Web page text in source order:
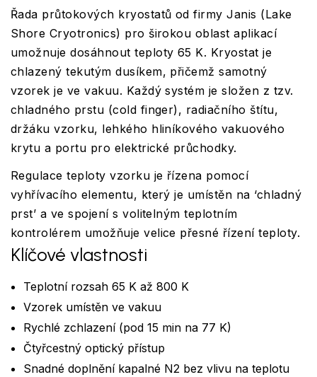
Řada průtokových kryostatů od firmy Janis (Lake
Shore Cryotronics) pro širokou oblast aplikací
umožnuje dosáhnout teploty 65 K. Kryostat je
chlazený tekutým dusíkem, přičemž samotný
vzorek je ve vakuu. Každý systém je složen z tzv.
chladného prstu (cold finger), radiačního štítu,
držáku vzorku, lehkého hliníkového vakuového
krytu a portu pro elektrické průchodky.
Regulace teploty vzorku je řízena pomocí
vyhřívacího elementu, který je umístěn na ‘chladný
prst’ a ve spojení s volitelným teplotním
kontrolérem umožňuje velice přesné řízení teploty.
Klíčové vlastnosti
Teplotní rozsah 65 K až 800 K
Vzorek umístěn ve vakuu
Rychlé zchlazení (pod 15 min na 77 K)
Čtyřcestný optický přístup
Snadné doplnění kapalné N2 bez vlivu na teplotu